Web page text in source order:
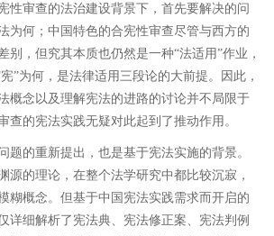
性审查的法治建设背景下，首先要解决的问
为何；中国特色的合宪性审查尽管与西方的
别，但究其本质也仍然是一种“法适用”作业，
宪”为何，是法律适用三段论的大前提。因此，
概念以及理解宪法的进路的讨论并不局限于
查的宪法实践无疑对此起到了推动作用。
题的重新提出，也是基于宪法实施的背景。
源的理论，在整个法学研究中都比较沉寂，
糊概念。但基于中国宪法实践需求而开启的
详细解析了宪法典、宪法修正案、宪法判例